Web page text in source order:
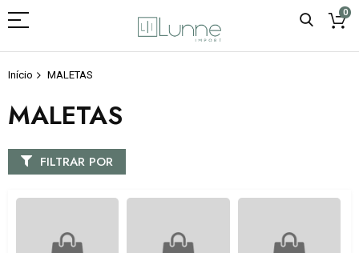
0
Início MALETAS
MALETAS
FILTRAR POR